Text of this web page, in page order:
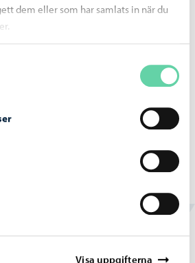
dem eller som har samlats in när du
Visa uppgifterna
-22.06.2026